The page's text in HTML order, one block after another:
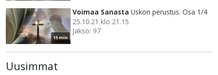
15 min
Voimaa Sanasta Uskon perustus. Osa 1/4
25.10.21 klo 21.15
Jakso: 97
Uusimmat